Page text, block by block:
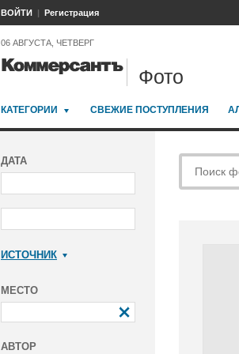
ВОЙТИ Регистрация
06 АВГУСТА, ЧЕТВЕРГ
Фото
КАТЕГОРИИ СВЕЖИЕ ПОСТУПЛЕНИЯ
ДАТА
ИСТОЧНИК
МЕСТО
АВТОР